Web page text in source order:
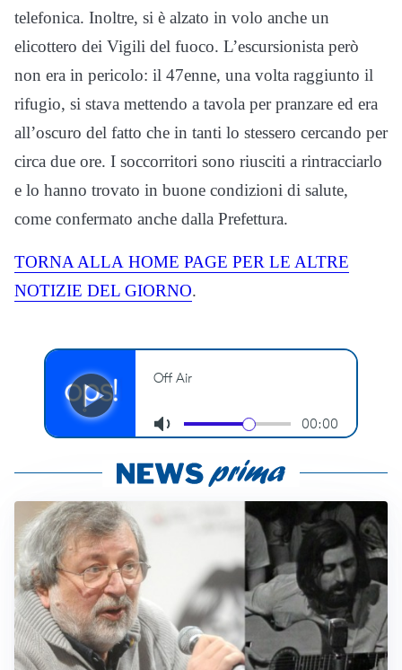
telefonica. Inoltre, si è alzato in volo anche un
elicottero dei Vigili del fuoco. L’escursionista però
non era in pericolo: il 47enne, una volta raggiunto il
rifugio, si stava mettendo a tavola per pranzare ed era
all’oscuro del fatto che in tanti lo stessero cercando per
circa due ore. I soccorritori sono riusciti a rintracciarlo
e lo hanno trovato in buone condizioni di salute,
come confermato anche dalla Prefettura.
TORNA ALLA HOME PAGE PER LE ALTRE
NOTIZIE DEL GIORNO.